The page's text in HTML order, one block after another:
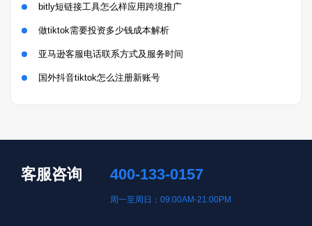
bitly短链接工具怎么样应用跨境推广
做tiktok需要投资多少钱成本解析
亚马逊客服电话联系方式及服务时间
国外抖音tiktok怎么注册新账号
客服咨询 400-133-0157
周一至周日：09:00AM-21:00PM